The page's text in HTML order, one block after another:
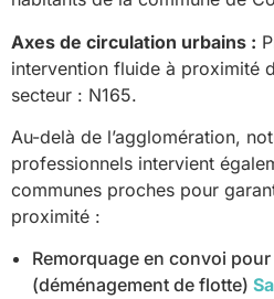
Axes de circulation urbains :
intervention fluide à proximité
secteur : N165.
Au-delà de l’agglomération,
professionnels intervient
communes proches pour
proximité :
Remorquage en convoi
(déménagement de flotte)